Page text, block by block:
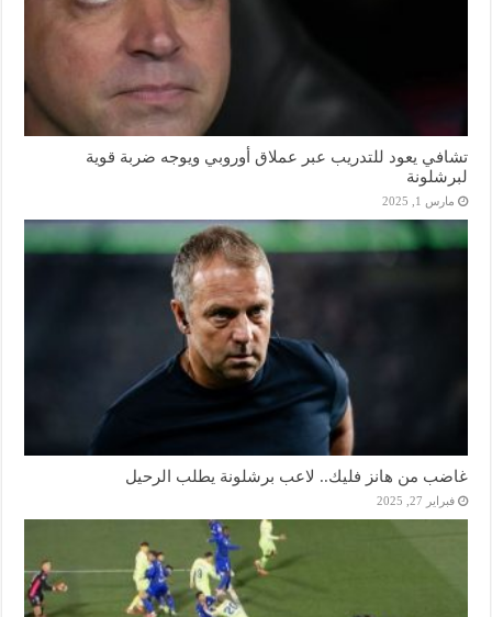
تشافي يعود للتدريب عبر عملاق أوروبي ويوجه ضربة قوية
لبرشلونة
مارس 1, 2025
غاضب من هانز فليك.. لاعب برشلونة يطلب الرحيل
فبراير 27, 2025